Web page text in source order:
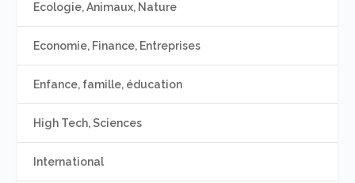
Ecologie, Animaux, Nature
Economie, Finance, Entreprises
Enfance, famille, éducation
High Tech, Sciences
International